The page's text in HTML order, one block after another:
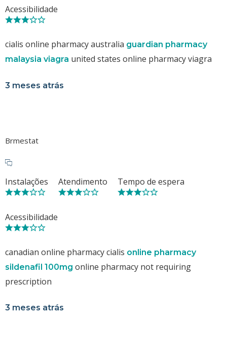
Acessibilidade
cialis online pharmacy australia guardian pharmacy
malaysia viagra united states online pharmacy viagra
3 meses atrás
Brmestat
Instalações Atendimento Tempo de espera
Acessibilidade
canadian online pharmacy cialis online pharmacy
sildenafil 100mg online pharmacy not requiring
prescription
3 meses atrás